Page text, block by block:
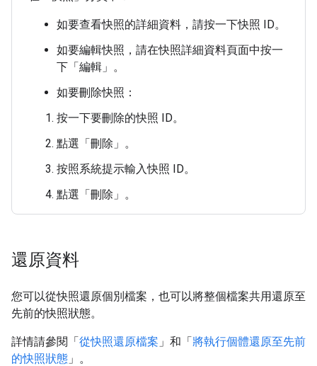
如要查看快照的詳細資料，請按一下快照 ID。
如要編輯快照，請在快照詳細資料頁面中按一
下「編輯」 。
如要刪除快照：
按一下要刪除的快照 ID。
點選「刪除」。
按照系統提示輸入快照 ID。
點選「刪除」。
還原資料
您可以從快照還原個別檔案，也可以將整個檔案共用還原至
先前的快照狀態。
詳情請參閱「從快照還原檔案 」和「將執行個體還原至先前
的快照狀態 」。